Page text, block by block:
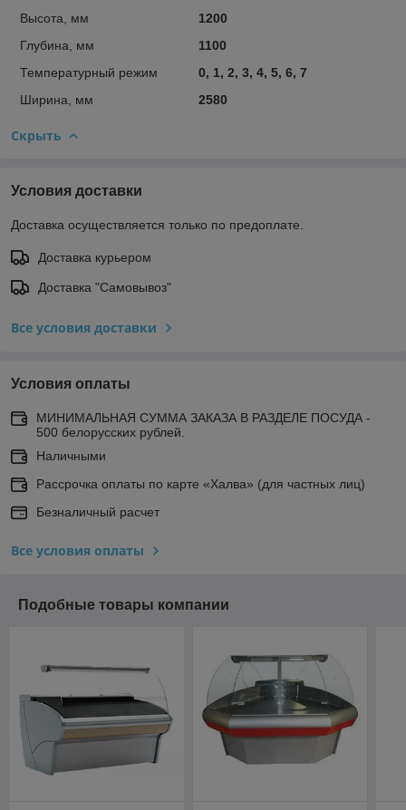
Высота, мм
1200
Глубина, мм
1100
Температурный режим
0, 1, 2, 3, 4, 5, 6, 7
Ширина, мм
2580
Скрыть
Условия доставки
Доставка осуществляется только по предоплате.
Доставка курьером
Доставка "Самовывоз"
Все условия доставки
Условия оплаты
МИНИМАЛЬНАЯ СУММА ЗАКАЗА В РАЗДЕЛЕ ПОСУДА -
500 белорусских рублей.
Наличными
Рассрочка оплаты по карте «Халва» (для частных лиц)
Безналичный расчет
Все условия оплаты
Подобные товары компании